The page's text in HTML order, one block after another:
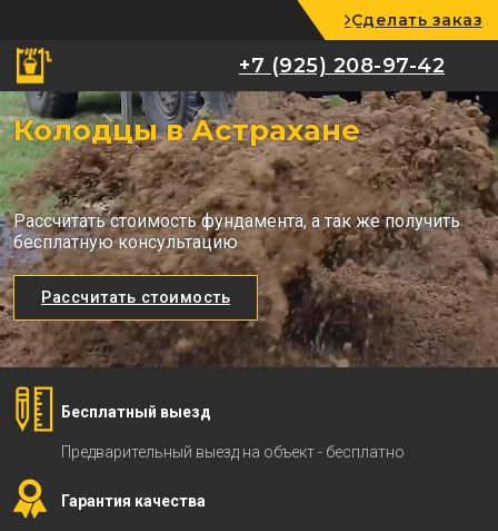
+7 (925) 208-97-42
Сделать заказ
+7 (925) 208-97-42
Колодцы в Астрахане
Рассчитать стоимость фундамента, а так же получить
бесплатную консультацию
Рассчитать стоимость
Бесплатный выезд
Предварительный выезд на объект - бесплатно
Гарантия качества